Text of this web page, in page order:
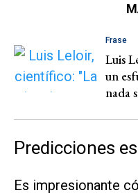
Frase
Luis
un
nada
Predicciones
Es impresionante